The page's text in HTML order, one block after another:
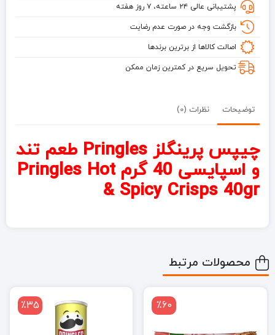
گرم
Pringles
Spicy
پشتیبانی عالی ۲۴ ساعته، ۷ روز هفته
بازگشت وجه در صورت عدم رضایت
اصالت کالاها از برترین برندها
تحویل سریع در کمترین زمان ممکن
توضیحات نظرات (0)
چیپس پرینگلز Pringles طعم تند
و اسپایسی 40 گرم Pringles Hot
& Spicy Crisps 40gr
محصولات مرتبط
٪60 ٪35